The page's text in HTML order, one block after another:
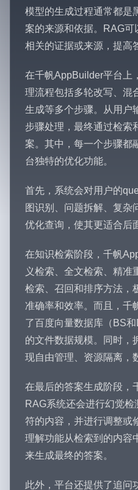
模型的生成过程通常都是
案的来源和依据。RAG
相关的证据或来源，提高
在千帆AppBuilder平台上
理流程包括多轮改写、混
生成等多个步骤。从用户
步骤处理，最终通过检索
案。其中，每一个步骤都
台独特的优化功能。
首先，系统会对用户的
图识别、问题拆解、复杂
优化查询，使其更适合后
在知识检索阶段，千帆
义检索、全文检索、精准
检索、召回和排序方法，
准确率和效率。而且，千
了百度向量数据库（BS
的文件数据规模。同时，
现自由管理、资源隔离，
在最后的答案生成阶段，
RAG系统还会进行幻觉
符的内容，并进行调整或
理解功能从检索到的内容
来生成最终的答案。
此外，平台还提供了追问